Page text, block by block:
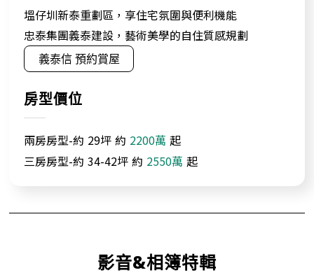
塭仔圳新泰重劃區，享住宅氛圍與便利機能
忠泰集團義泰建設，藝術美學的自住質感規劃
義泰信 預約賞屋
房型價位
兩房房型-約 29坪 約 2200萬 起
三房房型-約 34-42坪 約 2550萬 起
影音&相簿特輯